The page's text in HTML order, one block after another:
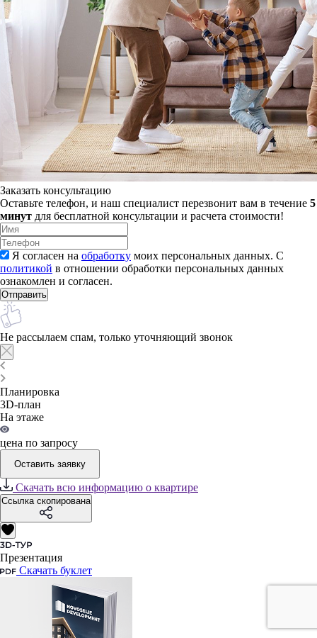
Заказать консультацию
Оставьте телефон, и наш специалист перезвонит вам в течение 5
минут для бесплатной консультации и расчета стоимости!
Я согласен на обработку моих персональных данных. С
политикой в отношении обработки персональных данных
ознакомлен и согласен.
Не рассылаем спам, только уточняющий звонок
Планировка
3D-план
На этаже
цена по запросу
Оставить заявку
Скачать всю информацию о квартире
Ссылка скопирована
Презентация
Скачать буклет